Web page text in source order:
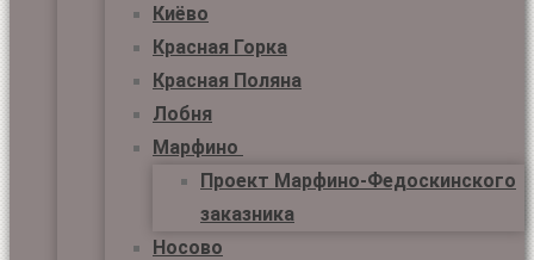
Киёво
Красная Горка
Красная Поляна
Лобня
Марфино
Проект Марфино-Федоскинского
заказника
Носово